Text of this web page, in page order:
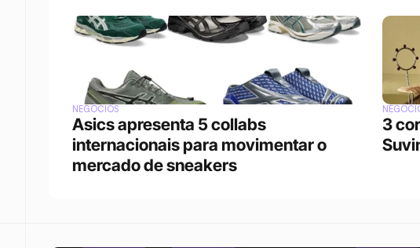
NEGÓCIOS
Asics apresenta 5 collabs
internacionais para movimentar o
mercado de sneakers
3